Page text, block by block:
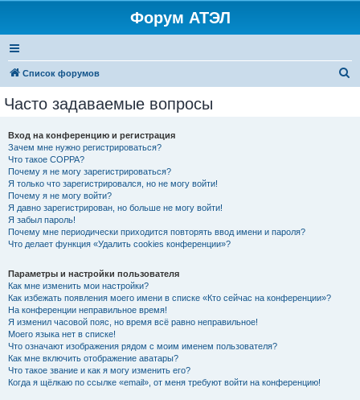
Форум АТЭЛ
Список форумов
Часто задаваемые вопросы
Вход на конференцию и регистрация
Зачем мне нужно регистрироваться?
Что такое COPPA?
Почему я не могу зарегистрироваться?
Я только что зарегистрировался, но не могу войти!
Почему я не могу войти?
Я давно зарегистрирован, но больше не могу войти!
Я забыл пароль!
Почему мне периодически приходится повторять ввод имени и пароля?
Что делает функция «Удалить cookies конференции»?
Параметры и настройки пользователя
Как мне изменить мои настройки?
Как избежать появления моего имени в списке «Кто сейчас на конференции»?
На конференции неправильное время!
Я изменил часовой пояс, но время всё равно неправильное!
Моего языка нет в списке!
Что означают изображения рядом с моим именем пользователя?
Как мне включить отображение аватары?
Что такое звание и как я могу изменить его?
Когда я щёлкаю по ссылке «email», от меня требуют войти на конференцию!